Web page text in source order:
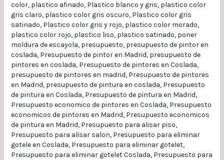
color, plastico afinado, Plastico blanco y gris, plastico color
gris claro, plastico color gris oscuro, Plastico color gris
satinado, Plastico color gris y rojo, plastico color morado,
plastico color rojo, plastico liso, plastico satinado, poner
moldura de escayola, presupuesto, presupuesto de pintor en
coslada, Presupuesto de pintor en Madrid, presupuesto de
pintores en coslada, Presupuesto de pintores en Coslada,
presupuesto de pintores en madrid, Presupuesto de pintores
en Madrid, presupuesto de pintura en coslada, Presupuesto
de pintura en Coslada, Presupuesto de pintura en Madrid,
Presupuesto economico de pintores en Coslada, Presupuesto
economicos de pintores en Madrid, Presupuesto economicos
de pintura en Madrid, Presupuesto para alisar piso,
Presupuesto para alisar salon, Presupuesto para eliminar
gotele en Coslada, Presupuesto para eliminar gotelet,
Presupuesto para eliminar gotelet Coslada, Presupuesto para